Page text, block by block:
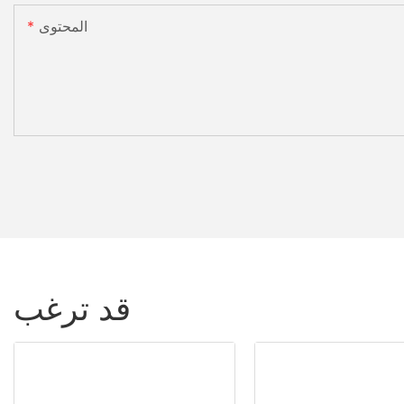
المحتوى
قد ترغب